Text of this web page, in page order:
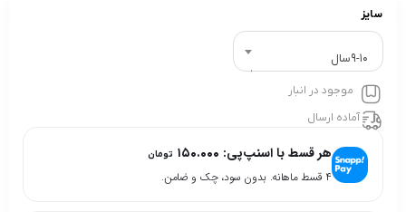
سایز
9-10سال
موجود در انبار
آماده ارسال
هر قسط با اسنپ‌پی: ۱۵۰.۰۰۰ تومان
۴ قسط ماهانه. بدون سود، چک و ضامن.